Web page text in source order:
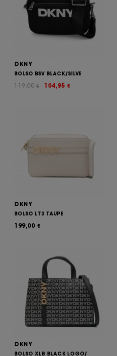
DKNY
BOLSO BSV BLACK/SILVE
104,95 €
119,00€
DKNY
BOLSO LT3 TAUPE
199,00 €
DKNY
BOLSO XLB BLACK LOGO/